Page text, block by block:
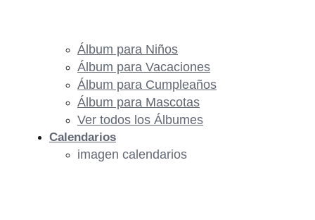
Álbum para Niños
Álbum para Vacaciones
Álbum para Cumpleaños
Álbum para Mascotas
Ver todos los Álbumes
Calendarios
imagen calendarios